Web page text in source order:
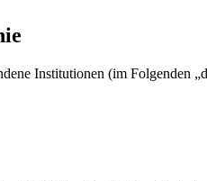
Institutionen (im Folgenden